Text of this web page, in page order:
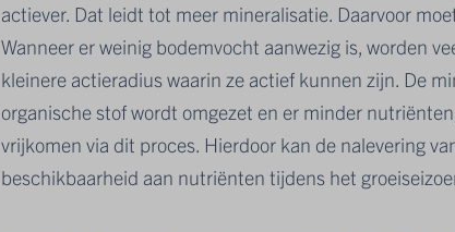
actiever. Dat leidt tot meer mineralisatie. Daarvoor
Wanneer er weinig bodemvocht aanwezig is, worden
kleinere actieradius waarin ze actief kunnen zijn. De
organische stof wordt omgezet en er minder
vrijkomen via dit proces. Hierdoor kan de nalevering
beschikbaarheid aan nutriënten tijdens het